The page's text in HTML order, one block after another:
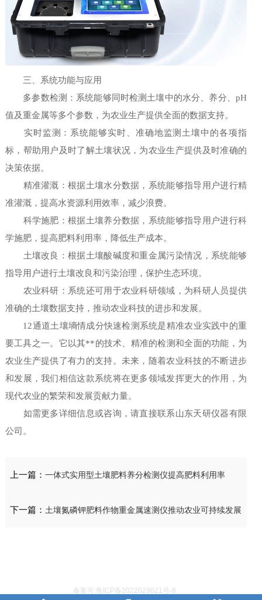
三、系统功能与应用
多参数检测：系统能够同时检测土壤中的水分、养分、pH
值及重金属等多个参数，为农业生产提供全面的数据支持。
实时监测：系统能够实时、准确地监测土壤中的各项指
标，帮助用户及时了解土壤状况，为农业生产提供及时准确的
决策依据。
精准灌溉：根据土壤水分数据，系统能够指导用户进行精
准灌溉，提高水资源利用效率，减少浪费。
科学施肥：根据土壤养分数据，系统能够指导用户进行科
学施肥，提高肥料利用率，降低生产成本。
土壤改良：根据土壤酸碱度和重金属污染情况，系统能够
指导用户进行土壤改良和污染治理，保护生态环境。
农业科研：系统还可用于农业科研领域，为科研人员提供
准确的土壤数据支持，推动农业科技的进步和发展。
12通道土壤墒情成分快速检测系统是精准农业实践中的重
要工具之一。它以其**的技术、精准的检测和全面的功能，为
农业生产提供了有力的支持。未来，随着农业科技的不断进步
和发展，我们相信这款系统将在更多领域发挥更大的作用，为
现代农业的繁荣和发展贡献力量。
如需更多详细信息或咨询，请直接联系山东天研仪器有限
公司。
上一篇：一体式实用型土壤肥料养分检测仪提高肥料利用率
下一篇：土壤氮磷钾肥料作物重金属速测仪推动农业可持续发展
备案号:鲁ICP备2022029621号-8